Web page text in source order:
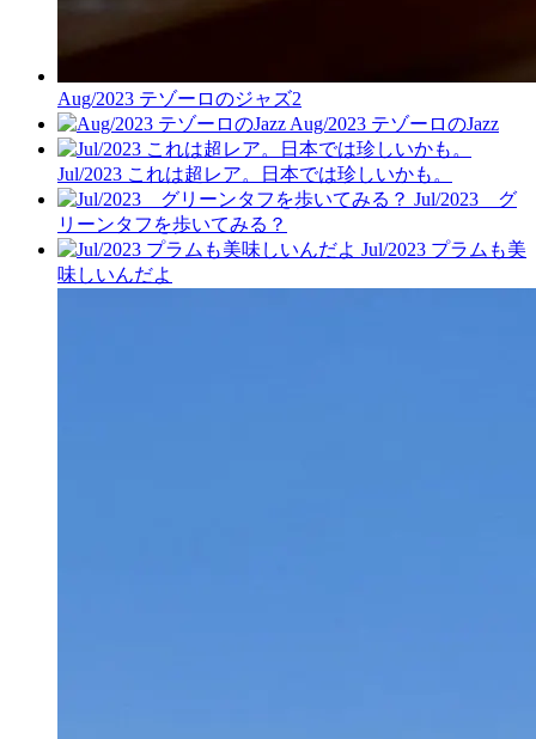
Aug/2023 テゾーロのジャズ2
Aug/2023 テゾーロのJazz
Jul/2023 これは超レア。日本では珍しいかも。
Jul/2023 グ
リーンタフを歩いてみる？
Jul/2023 プラムも美
味しいんだよ